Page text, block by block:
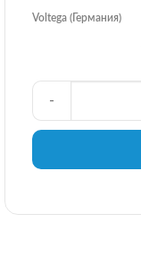
Voltega (Германия)
-